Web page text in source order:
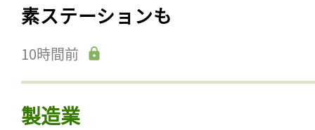
素ステーションも
10時間前
製造業